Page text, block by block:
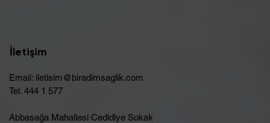
İletişim
Email: iletisim@biradimsaglik.com
Tel. 444 1 577
Abbasağa Mahallesi Cedidiye Sokak